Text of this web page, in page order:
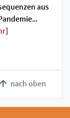
aus
nach oben